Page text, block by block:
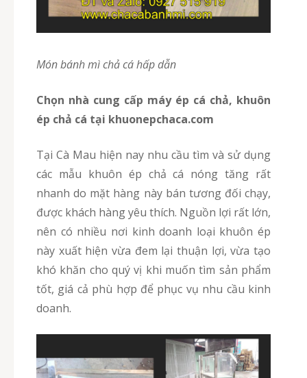
Món bánh mì chả cá hấp dẫn
Chọn nhà cung cấp máy ép cá chả, khuôn
ép chả cá tại khuonepchaca.com
Tại Cà Mau hiện nay nhu cầu tìm và sử dụng
các mẫu khuôn ép chả cá nóng tăng rất
nhanh do mặt hàng này bán tương đối chạy,
được khách hàng yêu thích. Nguồn lợi rất lớn,
nên có nhiều nơi kinh doanh loại khuôn ép
này xuất hiện vừa đem lại thuận lợi, vừa tạo
khó khăn cho quý vị khi muốn tìm sản phẩm
tốt, giá cả phù hợp để phục vụ nhu cầu kinh
doanh.